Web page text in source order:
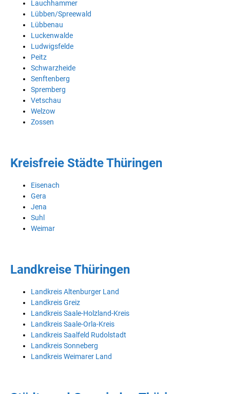
Lauchhammer
Lübben/Spreewald
Lübbenau
Luckenwalde
Ludwigsfelde
Peitz
Schwarzheide
Senftenberg
Spremberg
Vetschau
Welzow
Zossen
Kreisfreie Städte Thüringen
Eisenach
Gera
Jena
Suhl
Weimar
Landkreise Thüringen
Landkreis Altenburger Land
Landkreis Greiz
Landkreis Saale-Holzland-Kreis
Landkreis Saale-Orla-Kreis
Landkreis Saalfeld Rudolstadt
Landkreis Sonneberg
Landkreis Weimarer Land